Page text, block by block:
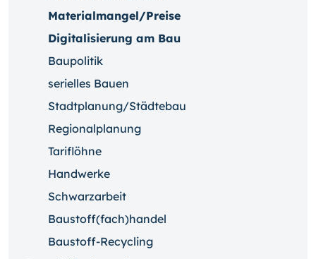
Materialmangel/Preise
Digitalisierung am Bau
Baupolitik
serielles Bauen
Stadtplanung/Städtebau
Regionalplanung
Tariflöhne
Handwerke
Schwarzarbeit
Baustoff(fach)handel
Baustoff-Recycling